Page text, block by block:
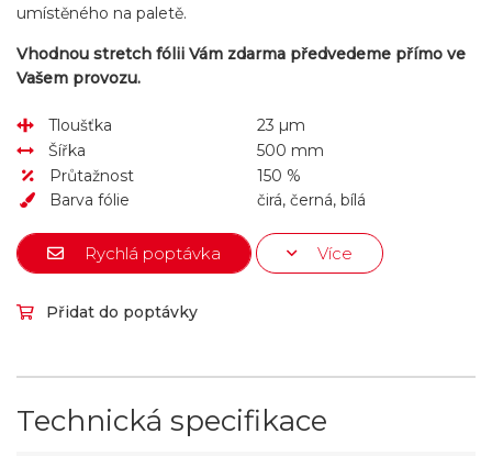
umístěného na paletě.
Vhodnou stretch fólii Vám zdarma předvedeme přímo ve
Vašem provozu.
Tloušťka
23 µm
Šířka
500 mm
Průtažnost
150 %
Barva fólie
čirá, černá, bílá
Rychlá poptávka Více
Přidat do poptávky
Technická specifikace